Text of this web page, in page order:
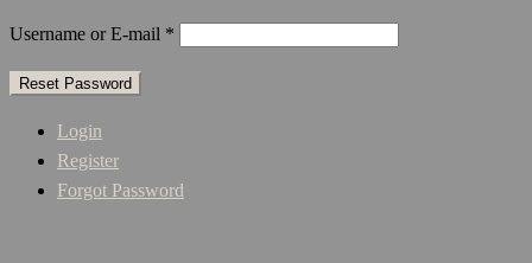
Username or E-mail *
Login
Register
Forgot Password